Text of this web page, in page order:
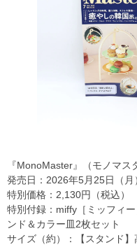
『MonoMaster』（モノマス
発売日：2026年5月25日（月
特別価格：2,130円（税込）
特別付録：miffy［ミッフィ
ンド＆カラー皿2枚セット
サイズ（約）：【スタンド